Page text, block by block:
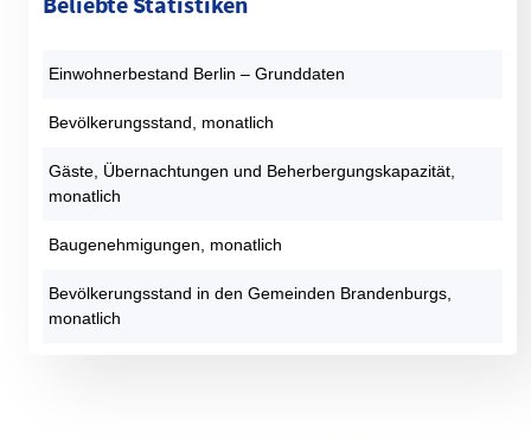
Einwohnerbestand Berlin – Grunddaten
Bevölkerungsstand, monatlich
Gäste, Übernachtungen und Beherbergungskapazität,
monatlich
Baugenehmigungen, monatlich
Bevölkerungsstand in den Gemeinden Brandenburgs,
monatlich